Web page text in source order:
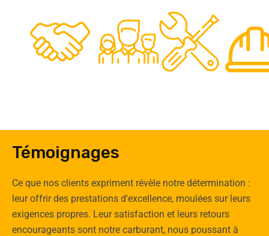
48
0
50
Experts
Témoignages
Ce que nos clients expriment révèle notre détermination :
leur offrir des prestations d'excellence, moulées sur leurs
exigences propres. Leur satisfaction et leurs retours
encourageants sont notre carburant, nous poussant à